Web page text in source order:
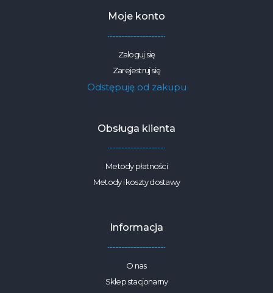
Moje konto
Zaloguj się
Zarejestruj się
Odstępuję od zakupu
Obsługa klienta
Metody płatności
Metody i koszty dostawy
Informacja
O nas
Sklep stacjonarny